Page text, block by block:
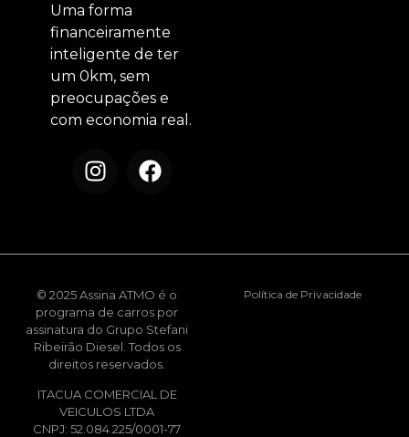
Uma forma
financeiramente
inteligente de ter
um 0km, sem
preocupações e
com economia real.
© 2025 Assina ATMO é o
programa de carros por
assinatura do Grupo Stefani
Ribeirão Diesel. Todos os
direitos reservados.
ITACUA COMERCIAL DE
VEICULOS LTDA
CNPJ: 52.084.225/0001-77
Política de Privacidade